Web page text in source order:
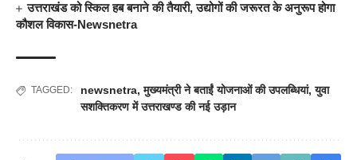
उत्तराखंड को स्किल हब बनाने की तैयारी, उद्योगों की जरूरत के अनुरूप होगा
कौशल विकास-Newsnetra
TAGGED: newsnetra,मुख्यमंत्री ने बताईं योजनाओं की उपलब्धियां,युवा
सशक्तिकरण में उत्तराखण्ड की नई उड़ान